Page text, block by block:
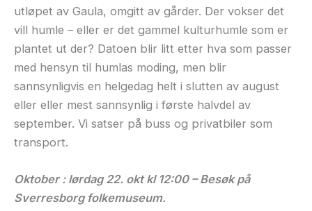
utløpet av Gaula, omgitt av gårder. Der vokser det
vill humle – eller er det gammel kulturhumle som er
plantet ut der? Datoen blir litt etter hva som passer
med hensyn til humlas moding, men blir
sannsynligvis en helgedag helt i slutten av august
eller eller mest sannsynlig i første halvdel av
september. Vi satser på buss og privatbiler som
transport.
Oktober : lørdag 22. okt kl 12:00 – Besøk på
Sverresborg folkemuseum.